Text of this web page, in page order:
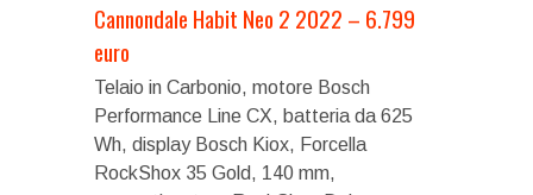
Cannondale Habit Neo 2 2022 – 6.799
euro
Telaio in Carbonio, motore Bosch
Performance Line CX, batteria da 625
Wh, display Bosch Kiox, Forcella
RockShox 35 Gold, 140 mm,